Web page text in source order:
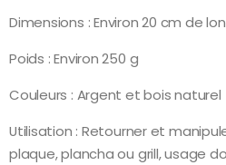
Dimensions : Environ 20 cm de
Poids : Environ 250 g
Couleurs : Argent et bois naturel
Utilisation : Retourner et
plaque, plancha ou grill, usage